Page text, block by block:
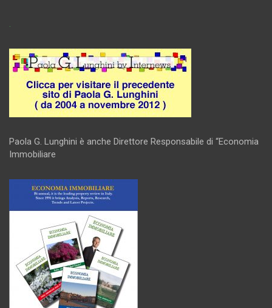
.
Paola G. Lunghini è anche Direttore Responsabile di “Economia
Immobiliare